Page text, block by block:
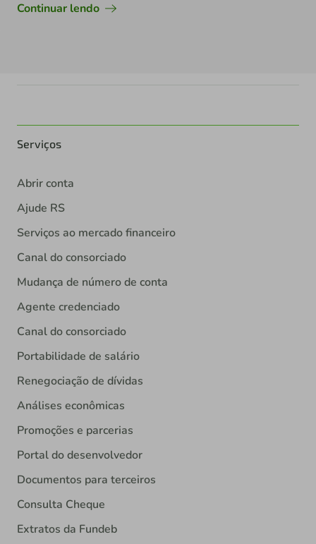
Continuar lendo
Serviços
Abrir conta
Ajude RS
Serviços ao mercado financeiro
Canal do consorciado
Mudança de número de conta
Agente credenciado
Canal do consorciado
Portabilidade de salário
Renegociação de dívidas
Análises econômicas
Promoções e parcerias
Portal do desenvolvedor
Documentos para terceiros
Consulta Cheque
Extratos da Fundeb